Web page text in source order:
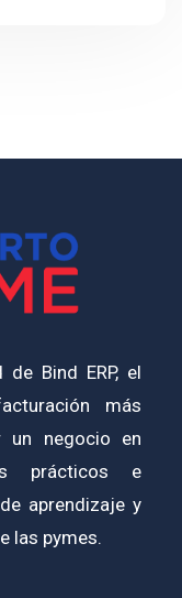
Bind ERP, el
más
un negocio en
prácticos e
aprendizaje y
las pymes.